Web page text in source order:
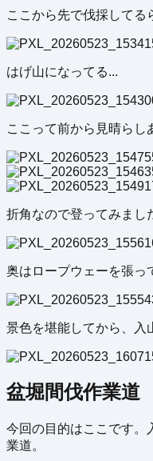
ここから先で伐採してる
はげ山になってる...
ここって前から見晴らし
折角なので登ってみまし
奥はロープウェーを張っ
景色を堪能してから、入
盆堀間伐作業道
今回の目的はここです。
業道。